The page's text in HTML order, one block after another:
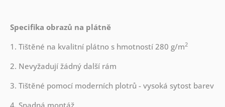
Specifika obrazů na plátně
1. Tištěné na kvalitní plátno s hmotností 280 g/m2
2. Nevyžadují žádný další rám
3. Tištěné pomocí moderních plotrů - vysoká sytost barev